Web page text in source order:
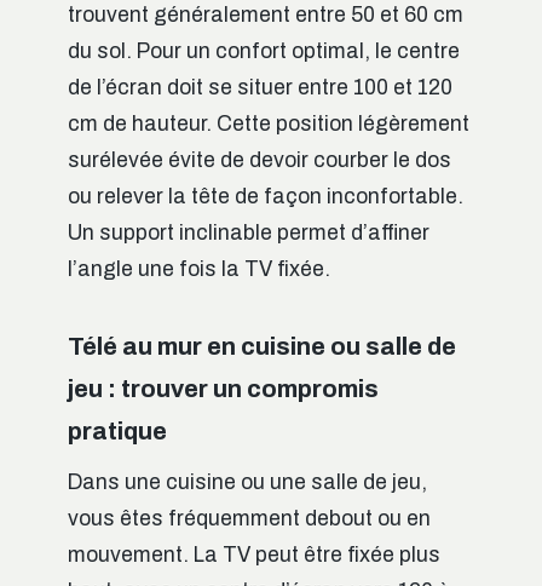
trouvent généralement entre 50 et 60 cm
du sol. Pour un confort optimal, le centre
de l’écran doit se situer entre 100 et 120
cm de hauteur. Cette position légèrement
surélevée évite de devoir courber le dos
ou relever la tête de façon inconfortable.
Un support inclinable permet d’affiner
l’angle une fois la TV fixée.
Télé au mur en cuisine ou salle de
jeu : trouver un compromis
pratique
Dans une cuisine ou une salle de jeu,
vous êtes fréquemment debout ou en
mouvement. La TV peut être fixée plus